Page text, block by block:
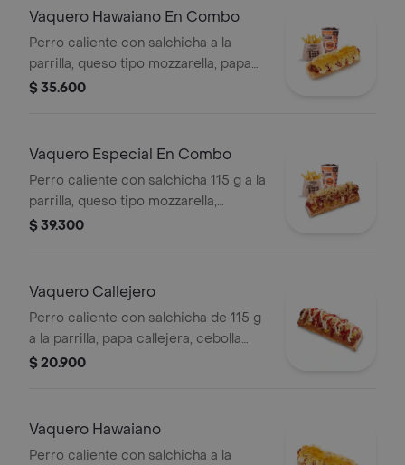
PET
Vaquero Hawaiano En Combo
Perro caliente con salchicha a la
parrilla, queso tipo mozzarella, papa
callejera, piña y salsas en pan perro +
$ 35.600
Vaquero Especial En Combo
Perro caliente con salchicha 115 g a la
parrilla, queso tipo mozzarella,
tocineta picada, papa callejera,
papas medianas (Corral o en cascos)
+ bebida PET
$ 39.300
Vaquero Callejero
Perro caliente con salchicha de 115 g
a la parrilla, papa callejera, cebolla
picada, salsa blanca, salsa de tomate
$ 20.900
Vaquero Hawaiano
Perro caliente con salchicha a la